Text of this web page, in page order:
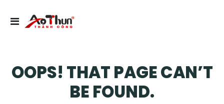
OOPS! THAT PAGE CAN’T
BE FOUND.